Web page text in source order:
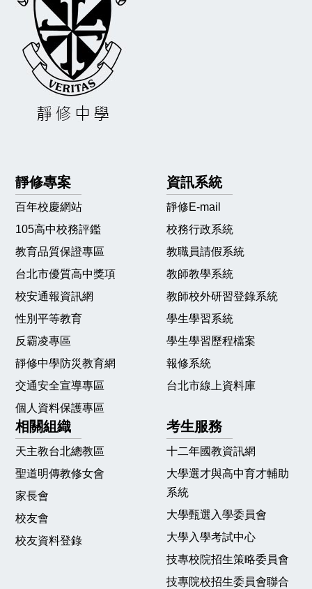
靜修專案
百年校慶網站
105高中校務評鑑
教育品質保證專區
台北市優質高中獎項
校安通報資訊網
性別平等教育
反霸凌專區
靜修中學防災教育網
交通安全宣導專區
個人資料保護專區
資訊系統
靜修E-mail
校務行政系統
教職員請假系統
教師教學系統
教師校外研習登錄系統
學生學習系統
學生學習歷程檔案
報修系統
台北市線上資料庫
相關組織
天主教台北總教區
聖道明傳教修女會
家長會
校友會
校友資料登錄
考生服務
十二年國教資訊網
大學選才與高中育才輔助
系統
大學甄選入學委員會
大學入學考試中心
技專校院招生策略委員會
技專院校招生委員會聯合